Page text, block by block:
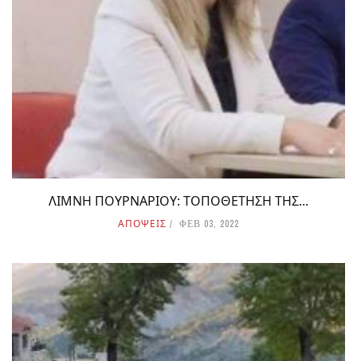
ΛΙΜΝΗ ΠΟΥΡΝΑΡΙΟΥ: ΤΟΠΟΘΕΤΗΣΗ ΤΗΣ...
ΑΠΟΨΕΙΣ ΦΕΒ 03, 2022